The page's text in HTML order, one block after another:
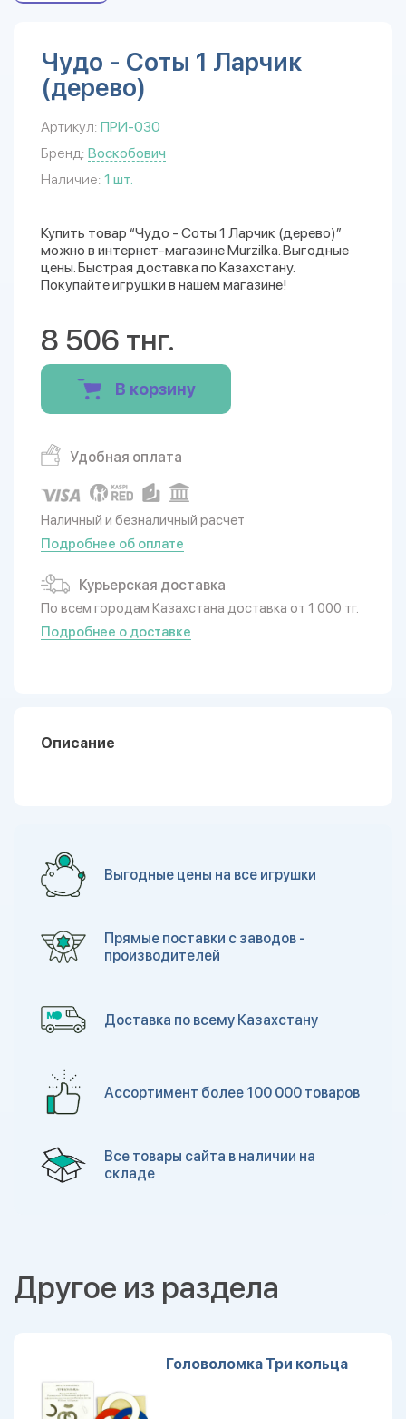
Чудо - Соты 1 Ларчик
(дерево)
Артикул: ПРИ-030
Бренд: Воскобович
Наличие: 1 шт.
Купить товар “Чудо - Соты 1 Ларчик (дерево)”
можно в интернет-магазине Murzilka. Выгодные
цены. Быстрая доставка по Казахстану.
Покупайте игрушки в нашем магазине!
8 506 тнг.
В корзину
Удобная оплата
Наличный и безналичный расчет
Подробнее об оплате
Курьерская доставка
По всем городам Казахстана доставка от 1 000 тг.
Подробнее о доставке
Описание
Выгодные цены на все игрушки
Прямые поставки с заводов -
производителей
Доставка по всему Казахстану
Ассортимент более 100 000 товаров
Все товары сайта в наличии на
складе
Другое из раздела
Головоломка Три кольца